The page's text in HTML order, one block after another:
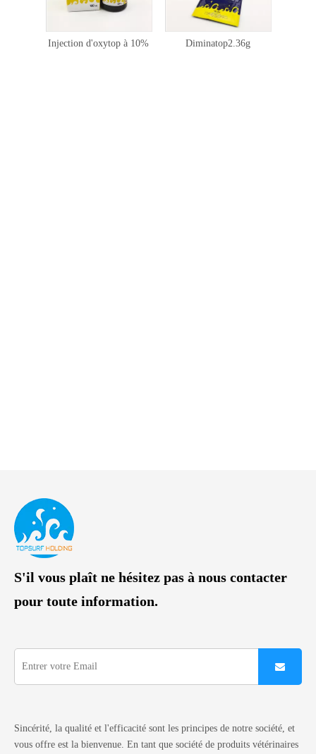
Injection d'oxytop à 10% Diminatop2.36g
S'il vous plaît ne hésitez pas à nous contacter
pour toute information.
Sincérité, la qualité et l'efficacité sont les principes de notre société, et
vous offre est la bienvenue. En tant que société de produits vétérinaires